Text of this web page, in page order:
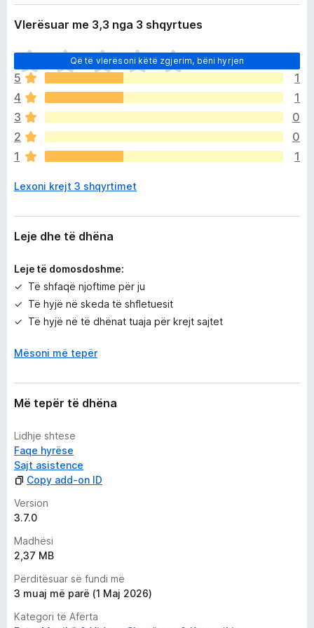
Vlerësuar me 3,3 nga 3 shqyrtues
Që të vlerësoni këtë zgjerim, bëni hyrjen
E
n
d
e
p
a
v
l
r
s
i
e
5
1
4
1
3
0
2
0
1
1
Lexoni krejt 3 shqyrtimet
Leje dhe të dhëna
Leje të domosdoshme:
Të shfaqë njoftime për ju
Të hyjë në skeda të shfletuesit
Të hyjë në të dhënat tuaja për krejt sajtet
Mësoni më tepër
Më tepër të dhëna
Lidhje shtese
Faqe hyrëse
Sajt asistence
Copy add-on ID
Version
3.7.0
Madhësi
2,37 MB
Përditësuar së fundi më
3 muaj më parë (1 Maj 2026)
Kategori të Afërta